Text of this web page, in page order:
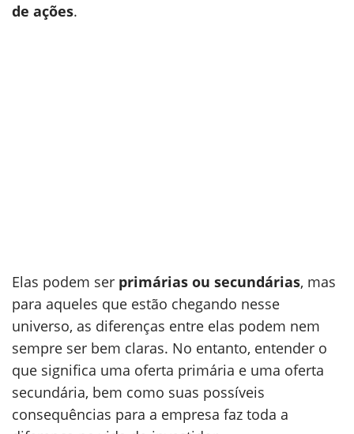
de ações.
Elas podem ser primárias ou secundárias, mas
para aqueles que estão chegando nesse
universo, as diferenças entre elas podem nem
sempre ser bem claras. No entanto, entender o
que significa uma oferta primária e uma oferta
secundária, bem como suas possíveis
consequências para a empresa faz toda a